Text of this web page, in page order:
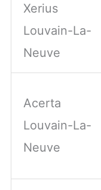
Xerius
Louvain-La-
Neuve
Acerta
Louvain-La-
Neuve